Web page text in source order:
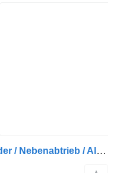
Scania R410 LA4X2MNA Retarder / Nebenabtrieb / Alu-Felgen